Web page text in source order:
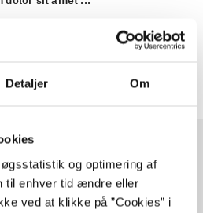
Detaljer Om
og optimering af
til enhver tid ændre eller
ved at klikke på ”Cookies” i
emner